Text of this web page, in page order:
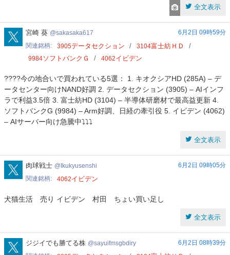
全文表示
sakasaka617
宮崎 葵 sakasaka617
6月2日 09時59分
関連銘柄
3905データセクション 3104富士紡ＨＤ
9984ソフトバンクＧ 4062イビデン
????今の地合いで買われている5選： 1. キオクシアHD (285A) – デ
ータセンター向けNAND好調 2. データセクション (3905) – AIインフ
ラで利益3.5倍 3. 富士紡HD (3104) – 半導体研磨材で最高益更新 4.
ソフトバンクG (9984) – Arm好調、日経の牽引役 5. イビデン (4062)
– AIサーバー向け急騰中⤵️⤵️⤵️
全文表示
Ikukyusenshi
肉球戦士 Ikukyusenshi
6月2日 09時05分
関連銘柄
4062イビデン
犬猫生活 売り イビデン 村田 ちょい買い足し
全文表示
sayuifmsgbdiry
ジジイでも勝てる株 sayuifmsgbdiry
6月2日 08時39分